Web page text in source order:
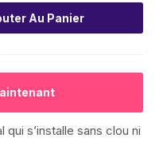
Au Panier
s’installe sans clou ni